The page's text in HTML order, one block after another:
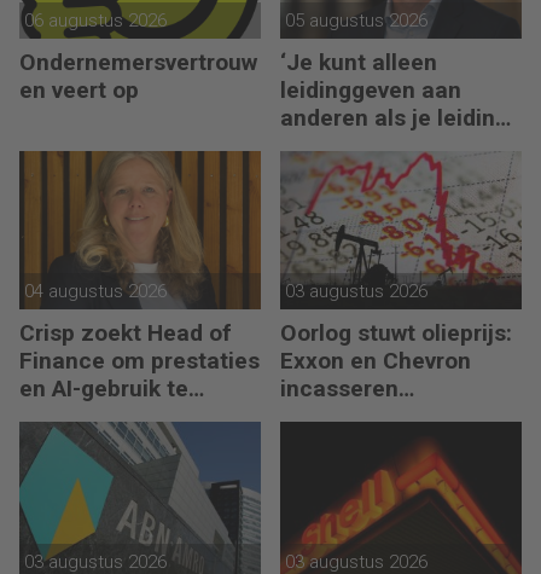
06 augustus 2026
Ondernemersvertrouw
en veert op
05 augustus 2026
‘Je kunt alleen
leidinggeven aan
anderen als je leiding
kunt geven aan jezelf’
04 augustus 2026
Crisp zoekt Head of
Finance om prestaties
en AI-gebruik te
versnellen
03 augustus 2026
Oorlog stuwt olieprijs:
Exxon en Chevron
incasseren
miljardenwinsten
03 augustus 2026 03 augustus 2026